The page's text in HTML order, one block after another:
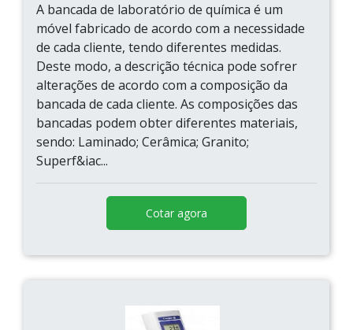
A bancada de laboratório de química é um
móvel fabricado de acordo com a necessidade
de cada cliente, tendo diferentes medidas.
Deste modo, a descrição técnica pode sofrer
alterações de acordo com a composição da
bancada de cada cliente. As composições das
bancadas podem obter diferentes materiais,
sendo: Laminado; Cerâmica; Granito;
Superf&iac...
Cotar agora